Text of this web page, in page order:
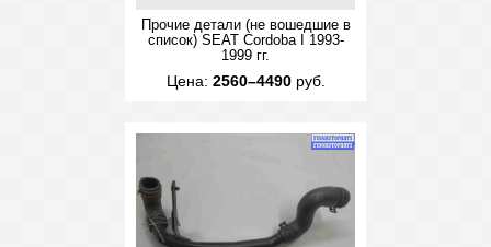
Прочие детали (не вошедшие в
список) SEAT Cordoba I 1993-
1999 гг.
Цена: 2560–4490руб.